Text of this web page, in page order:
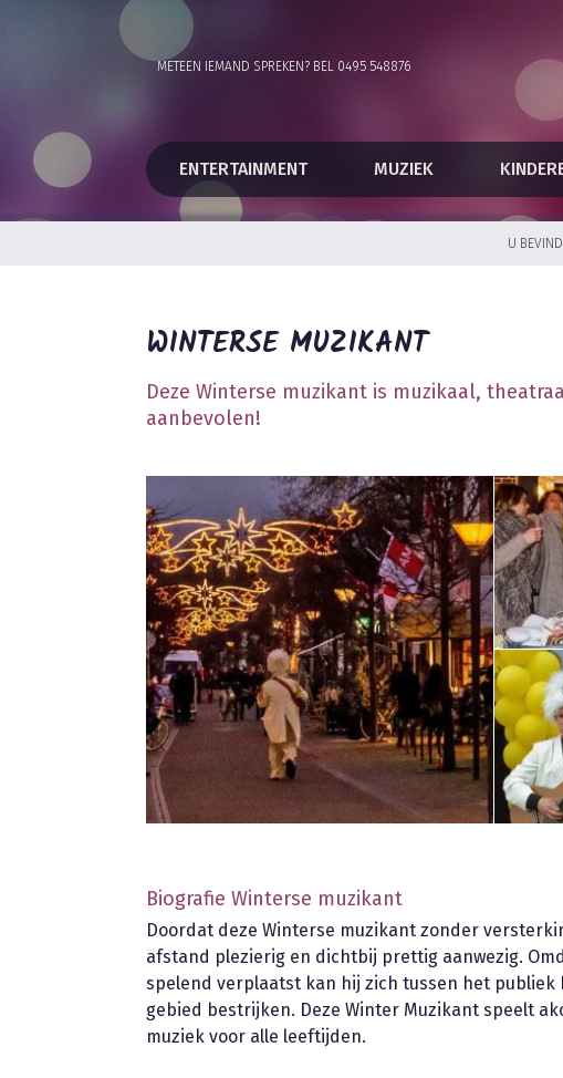
METEEN IEMAND SPREKEN? BEL 0495 548876
ENTERTAINMENT MUZIEK
U
WINTERSE MUZIKANT
Deze Winterse muzikant is muzikaal,
aanbevolen!
Biografie Winterse muzikant
Doordat deze Winterse muzikant zonder
afstand plezierig en dichtbij prettig aanwezig.
spelend verplaatst kan hij zich tussen het publiek
gebied bestrijken. Deze Winter Muzikant speelt
muziek voor alle leeftijden.